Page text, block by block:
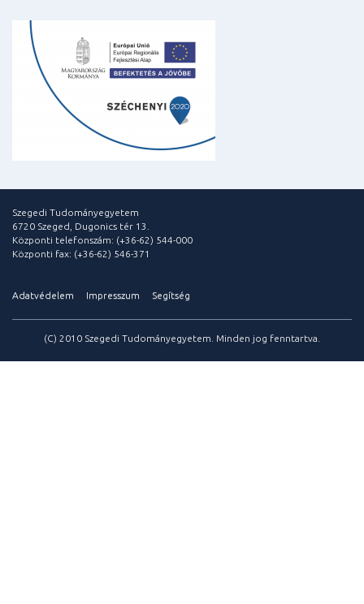
Szegedi Tudományegyetem
6720 Szeged, Dugonics tér 13.
Központi telefonszám: (+36-62) 544-000
Központi fax: (+36-62) 546-371
Adatvédelem Impresszum Segítség
(C) 2010 Szegedi Tudományegyetem. Minden jog fenntartva.